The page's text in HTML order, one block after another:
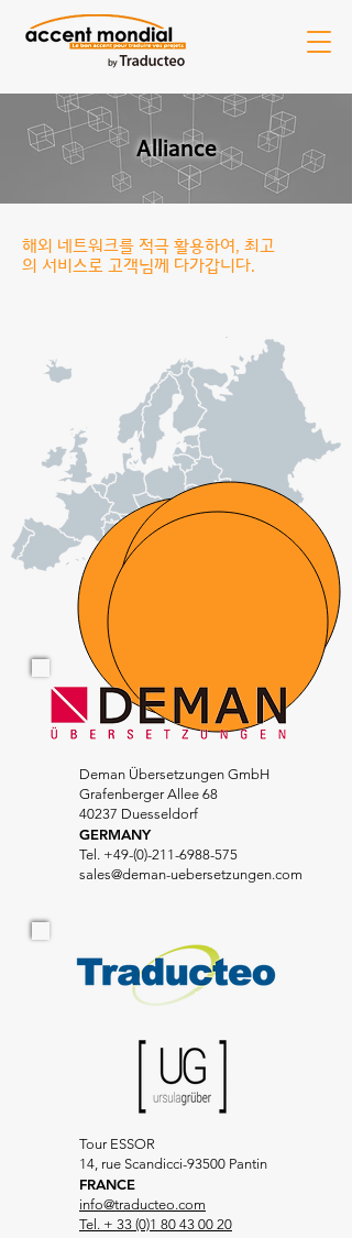
Alliance
해외 네트워크를 적극 활용하여, 최고
의 서비스로 고객님께 다가갑니다.
Deman Übersetzungen GmbH
Grafenberger Allee 68
40237 Duesseldorf
GERMANY
Tel. +49-(0)-211-6988-575
sales@deman-uebersetzungen.com
Tour ESSOR
14, rue Scandicci-93500 Pantin
FRANCE
info@traducteo.com
Tel. + 33 (0)1 80 43 00 20